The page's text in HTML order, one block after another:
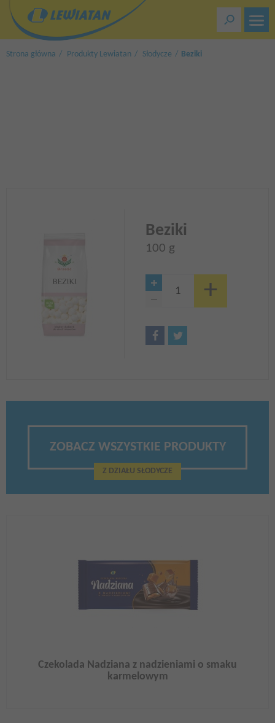
treści
Strona główna Produkty Lewiatan Słodycze Beziki
Beziki
100 g
ZOBACZ WSZYSTKIE PRODUKTY
Z DZIAŁU SŁODYCZE
Czekolada Nadziana z nadzieniami o smaku
karmelowym